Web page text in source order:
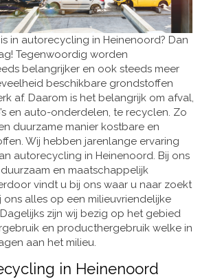
in autorecycling in Heinenoord? Dan
Tegenwoordig worden
belangrijker en ook steeds meer
beschikbare grondstoffen
af. Daarom is het belangrijk om afval,
en auto-onderdelen, te recyclen. Zo
duurzame manier kostbare en
Wij hebben jarenlange ervaring
autorecycling in Heinenoord. Bij ons
en maatschappelijk
vindt u bij ons waar u naar zoekt
ons alles op een milieuvriendelijke
zijn wij bezig op het gebied
en producthergebruik welke in
aan het milieu.
in Heinenoord